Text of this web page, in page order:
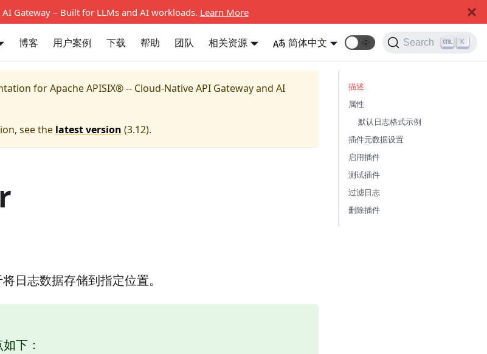
Gateway – Built for LLMs and AI workloads. Learn More
博客 用户案例 下载 帮助 团队 相关资源 简体中文 🌞 Search K
forApache APISIX® -- Cloud-Native API Gateway and AI
see the latest version (3.12).
日志数据存储到指定位置。
下：
描述
属性
默认日志格式示例
插件元数据设置
启用插件
测试插件
过滤日志
删除插件